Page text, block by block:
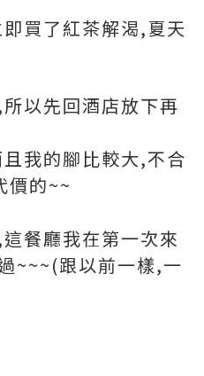
買了紅茶解渴,夏天
以先回酒店放下再
我的腳比較大,不合
價的~~
餐廳我在第一次來
~~~(跟以前一樣,一